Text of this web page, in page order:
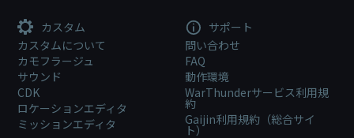
カスタム
カスタムについて
カモフラージュ
サウンド
CDK
ロケーションエディタ
ミッションエディタ
サポート
問い合わせ
FAQ
動作環境
WarThunderサービス利用規
約
Gaijin利用規約（総合サイ
ト）